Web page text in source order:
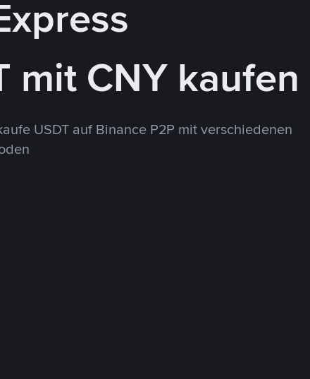
mit CNY kaufen
USDT auf Binance P2P mit verschiedenen